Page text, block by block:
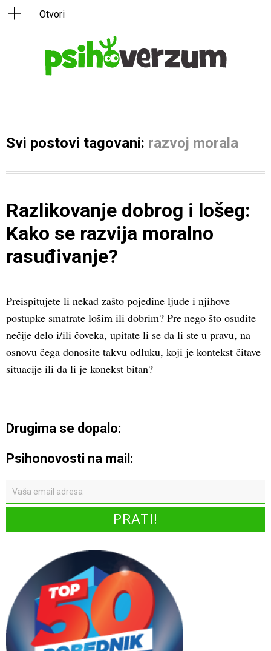
Svi postovi tagovani: razvoj morala
Razlikovanje dobrog i lošeg:
Kako se razvija moralno
rasuđivanje?
Preispitujete li nekad zašto pojedine ljude i njihove
postupke smatrate lošim ili dobrim? Pre nego što osudite
nečije delo i/ili čoveka, upitate li se da li ste u pravu, na
osnovu čega donosite takvu odluku, koji je kontekst čitave
situacije ili da li je konekst bitan?
Drugima se dopalo:
Psihonovosti na mail: